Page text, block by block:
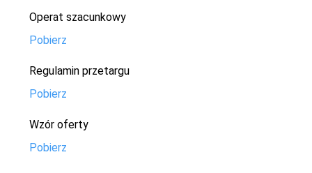
Operat szacunkowy
Pobierz
Regulamin przetargu
Pobierz
Wzór oferty
Pobierz